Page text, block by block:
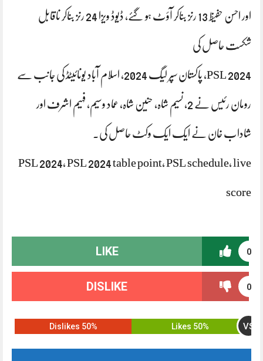
اور احسن حفیظ 13 رنز بناکر آؤٹ ہو گئے، ڈیوڈ ویزا 24 رنز بناکر ناقابل
شکست حاصل کی
PSL 2024، پاکستان سپر لیگ 2024، اسلام آباد یونائیٹڈ کی جانب سے
رومان رئیس نے 2، نسیم شاہ، حنین شاہ، عماد وسیم، فہیم اشرف اور
شاداب خان نے ایک ایک وکٹ حاصل کی۔
PSL 2024, PSL 2024 table point, PSL schedule, live
score
0
LIKE
0
DISLIKE
50% Likes VS
50% Dislikes